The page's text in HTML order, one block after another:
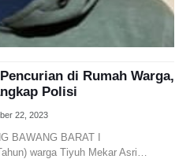
di Rumah Warga,
Polisi
22, 2023
BAWANG BARAT I
warga Tiyuh Mekar Asri…